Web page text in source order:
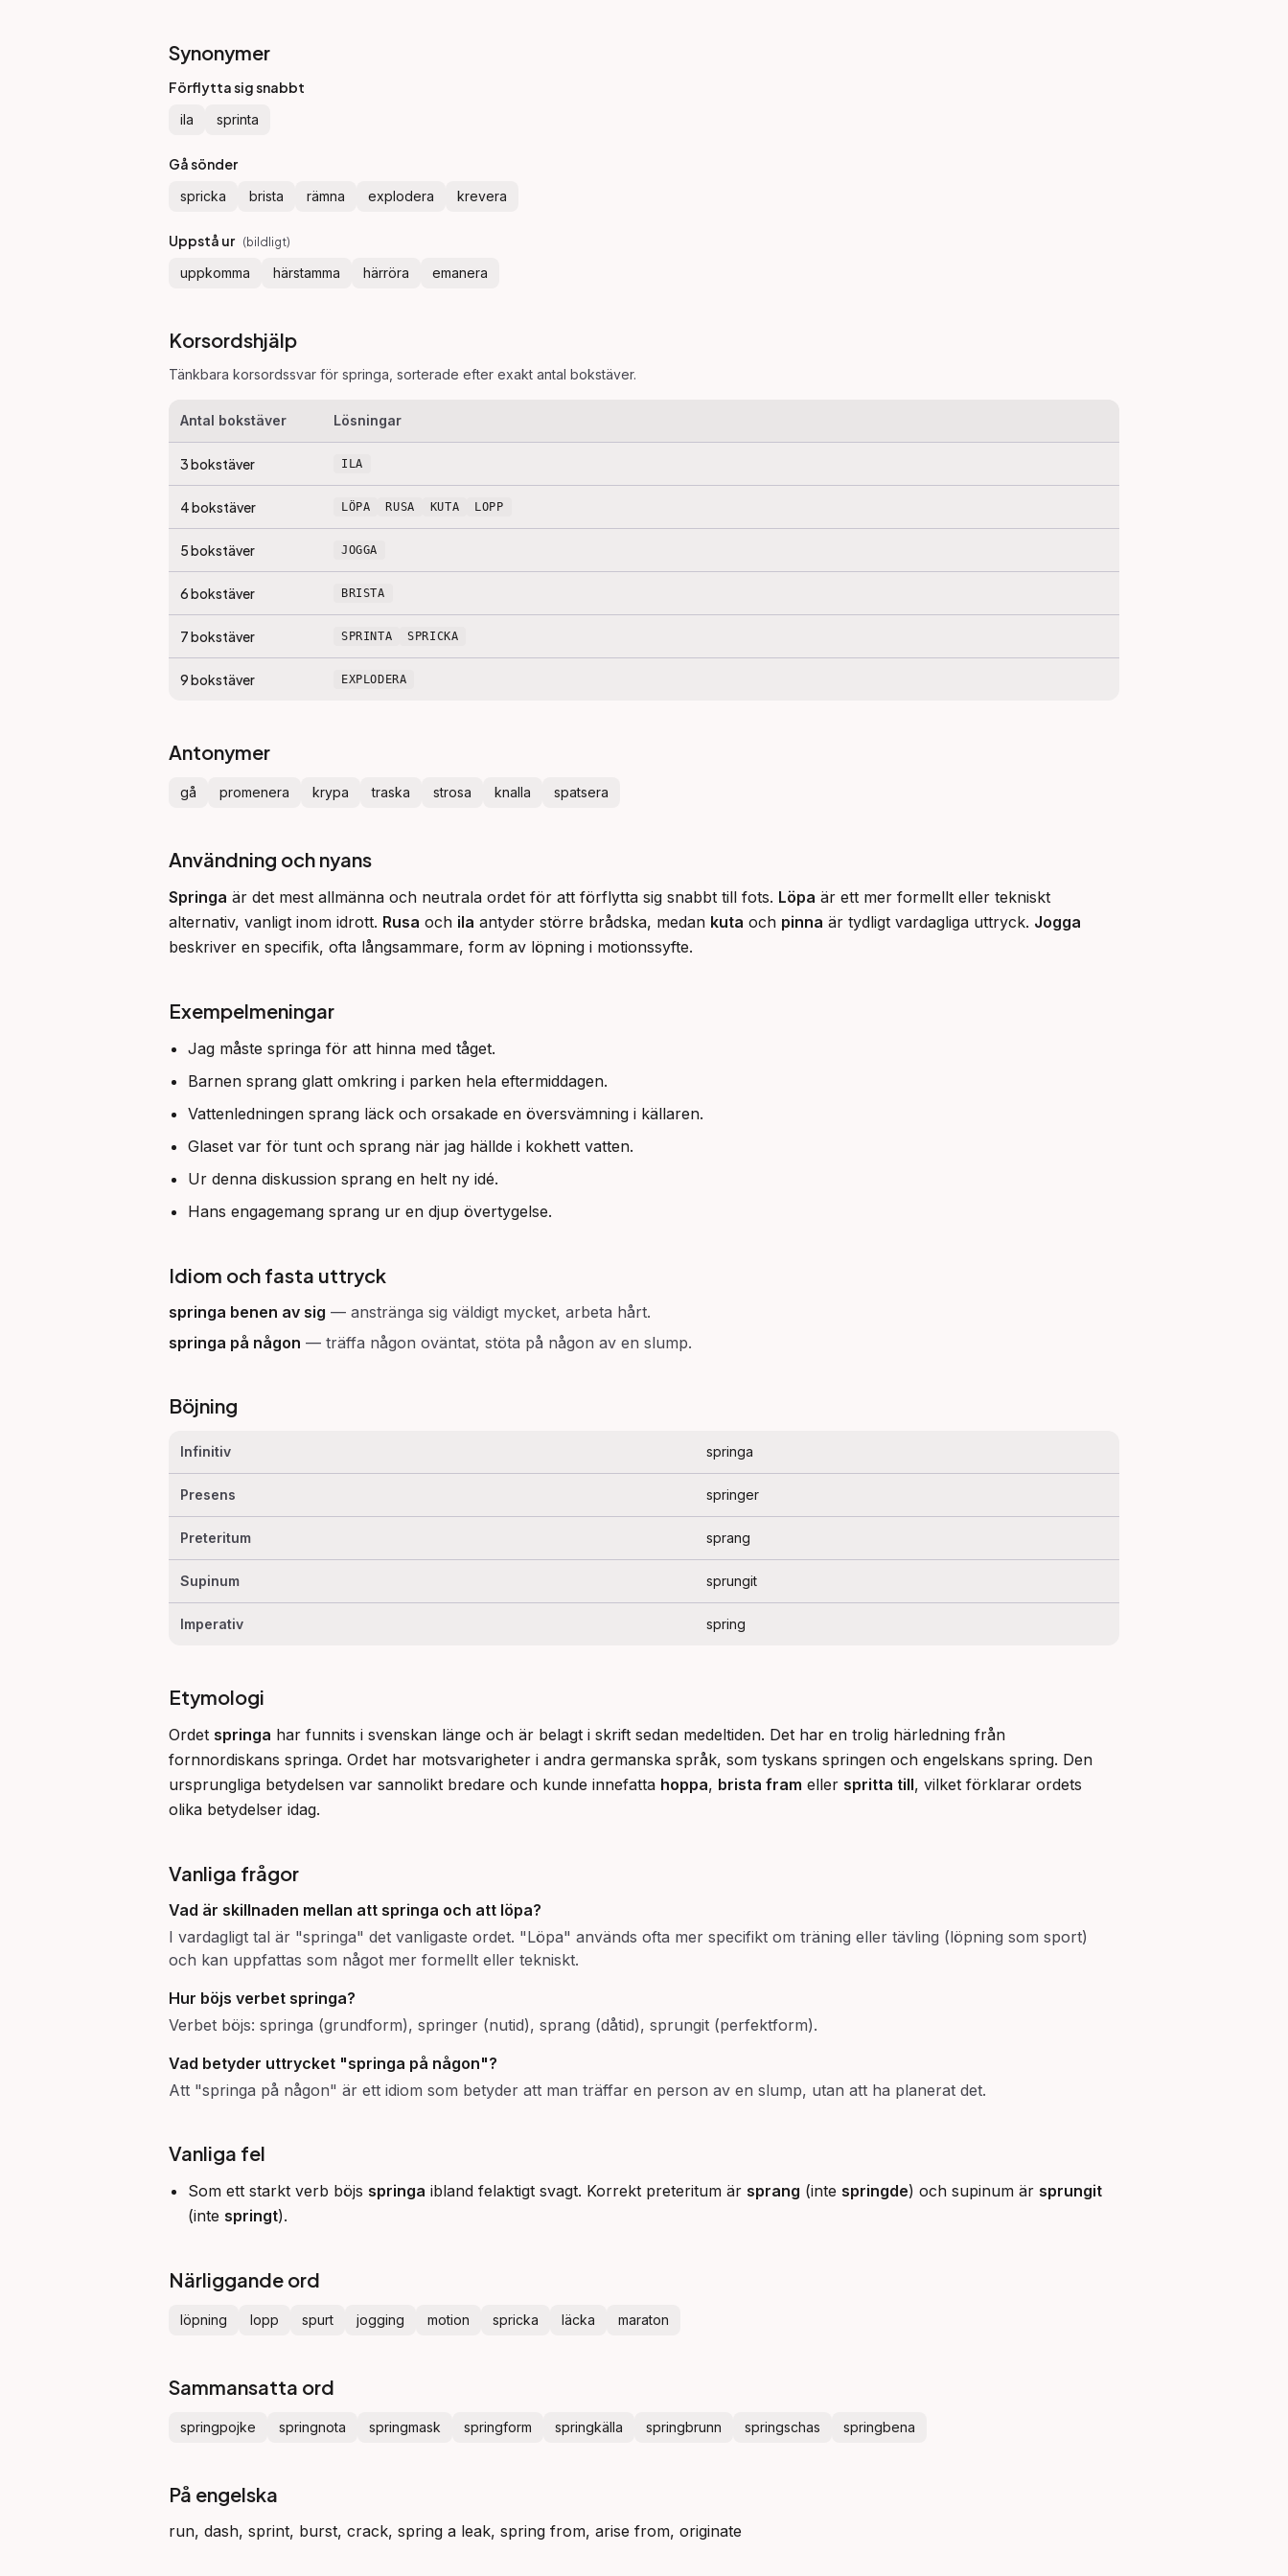
Synonymer
Förflytta sig snabbt
ila sprinta
Gå sönder
spricka brista rämna explodera krevera
Uppstå ur (bildligt)
uppkomma härstamma härröra emanera
Korsordshjälp
Tänkbara korsordssvar för springa , sorterade efter exakt antal bokstäver.
Antal bokstäver Lösningar
3bokstäver ILA
4bokstäver LÖPA RUSA KUTA LOPP
5bokstäver JOGGA
6bokstäver BRISTA
7bokstäver SPRINTA SPRICKA
9bokstäver EXPLODERA
Antonymer
gå promenera krypa traska strosa knalla spatsera
Användning och nyans
Springa är det mest allmänna och neutrala ordet för att förflytta sig snabbt till fots. Löpa är ett mer formellt eller tekniskt
alternativ, vanligt inom idrott. Rusa och ila antyder större brådska, medan kuta och pinna är tydligt vardagliga uttryck. Jogga
beskriver en specifik, ofta långsammare, form av löpning i motionssyfte.
Exempelmeningar
Jag måste springa för att hinna med tåget.
Barnen sprang glatt omkring i parken hela eftermiddagen.
Vattenledningen sprang läck och orsakade en översvämning i källaren.
Glaset var för tunt och sprang när jag hällde i kokhett vatten.
Ur denna diskussion sprang en helt ny idé.
Hans engagemang sprang ur en djup övertygelse.
Idiom och fasta uttryck
springa benen av sig — anstränga sig väldigt mycket, arbeta hårt.
springa på någon — träffa någon oväntat, stöta på någon av en slump.
Böjning
Infinitiv springa
Presens springer
Preteritum sprang
Supinum sprungit
Imperativ spring
Etymologi
Ordet springa har funnits i svenskan länge och är belagt i skrift sedan medeltiden. Det har en trolig härledning från
fornnordiskans springa. Ordet har motsvarigheter i andra germanska språk, som tyskans springen och engelskans spring. Den
ursprungliga betydelsen var sannolikt bredare och kunde innefatta hoppa, brista fram eller spritta till, vilket förklarar ordets
olika betydelser idag.
Vanliga frågor
Vad är skillnaden mellan att springa och att löpa?
I vardagligt tal är "springa" det vanligaste ordet. "Löpa" används ofta mer specifikt om träning eller tävling (löpning som sport)
och kan uppfattas som något mer formellt eller tekniskt.
Hur böjs verbet springa?
Verbet böjs: springa (grundform), springer (nutid), sprang (dåtid), sprungit (perfektform).
Vad betyder uttrycket "springa på någon"?
Att "springa på någon" är ett idiom som betyder att man träffar en person av en slump, utan att ha planerat det.
Vanliga fel
Som ett starkt verb böjs springa ibland felaktigt svagt. Korrekt preteritum är sprang (inte springde) och supinum är sprungit
(inte springt).
Närliggande ord
löpning lopp spurt jogging motion spricka läcka maraton
Sammansatta ord
springpojke springnota springmask springform springkälla springbrunn springschas springbena
På engelska
run, dash, sprint, burst, crack, spring a leak, spring from, arise from, originate